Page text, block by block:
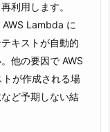
利用します。
Lambda に
キストが自動的
他の要因で AWS
が作成される場
ど予期しない結